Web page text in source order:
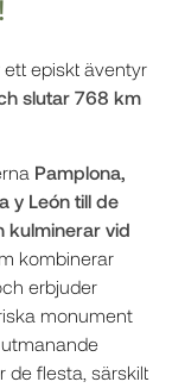
ett episkt äventyr
slutar 768 km
Pamplona,
y León till de
kulminerar vid
kombinerar
erbjuder
monument
de flesta, särskilt